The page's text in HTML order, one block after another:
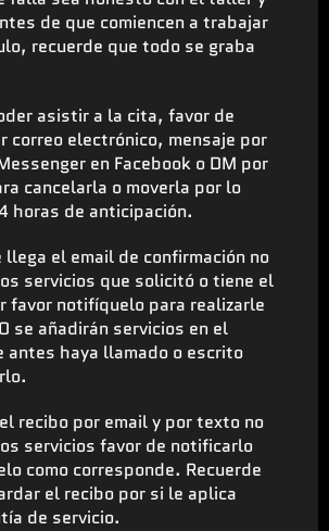
de que comiencen a trabajar
recuerde que todo se graba
asistir a la cita, favor de
correo electrónico, mensaje por
en Facebook o DM por
cancelarla o moverla por lo
horas de anticipación.
llega el email de confirmación no
servicios que solicitó o tiene el
favor notifíquelo para realizarle
se añadirán servicios en el
antes haya llamado o escrito
recibo por email y por texto no
servicios favor de notificarlo
como corresponde. Recuerde
el recibo por si le aplica
de servicio.